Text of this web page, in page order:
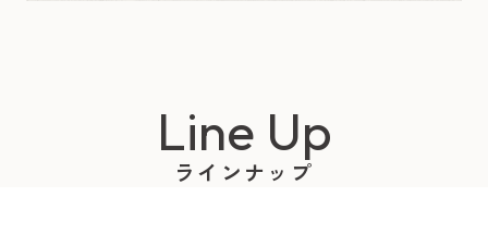
Line Up
ラインナップ